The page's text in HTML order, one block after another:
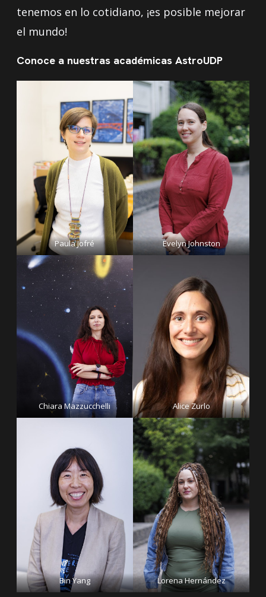
tenemos en lo cotidiano, ¡es posible mejorar
el mundo!
Conoce a nuestras académicas AstroUDP
Paula Jofré Evelyn Johnston
Chiara Mazzucchelli Alice Zurlo
Bin Yang Lorena Hernández